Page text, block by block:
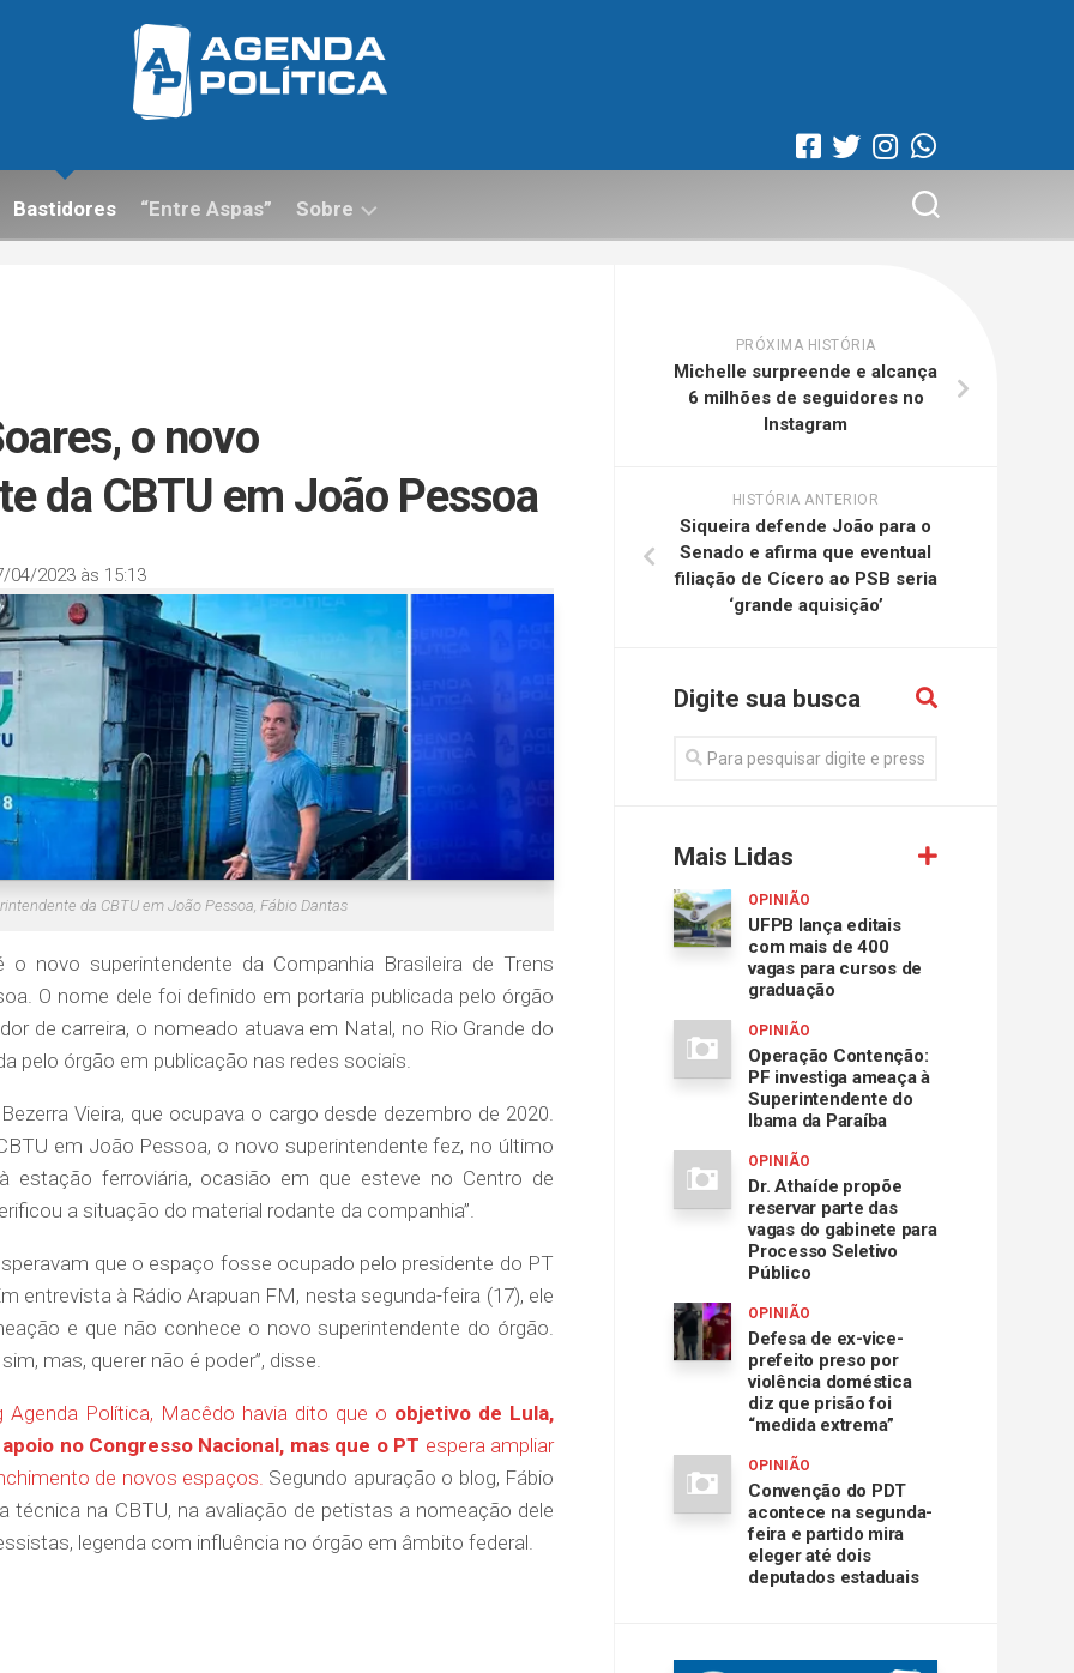
Bastidores “Entre Aspas” Sobre
o novo
da CBTU em João Pessoa
04/2023 às 15:13
da CBTU em João Pessoa, Fábio Dantas
novo superintendente da Companhia Brasileira de Trens
O nome dele foi definido em portaria publicada pelo órgão
de carreira, o nomeado atuava em Natal, no Rio Grande do
pelo órgão em publicação nas redes sociais.
Vieira, que ocupava o cargo desde dezembro de 2020.
em João Pessoa, o novo superintendente fez, no último
estação ferroviária, ocasião em que esteve no Centro de
a situação do material rodante da companhia”.
que o espaço fosse ocupado pelo presidente do PT
entrevista à Rádio Arapuan FM, nesta segunda-feira (17), ele
e que não conhece o novo superintendente do órgão.
mas, querer não é poder”, disse.
Política, Macêdo havia dito que o objetivo de Lula,
no Congresso Nacional, mas que o PT espera ampliar
de novos espaços. Segundo apuração o blog, Fábio
técnica na CBTU, na avaliação de petistas a nomeação dele
legenda com influência no órgão em âmbito federal.
PRÓXIMA HISTÓRIA
Michelle surpreende e alcança
6 milhões de seguidores no
Instagram
HISTÓRIA ANTERIOR
Siqueira defende João para o
Senado e afirma que eventual
filiação de Cícero ao PSB seria
‘grande aquisição’
Digite sua busca
Mais Lidas
OPINIÃO
UFPB lança editais
com mais de 400
vagas para cursos de
graduação
OPINIÃO
Operação Contenção:
PF investiga ameaça à
Superintendente do
Ibama da Paraíba
OPINIÃO
Dr. Athaíde propõe
reservar parte das
vagas do gabinete para
Processo Seletivo
Público
OPINIÃO
Defesa de ex-vice-
prefeito preso por
violência doméstica
diz que prisão foi
“medida extrema”
OPINIÃO
Convenção do PDT
acontece na segunda-
feira e partido mira
eleger até dois
deputados estaduais